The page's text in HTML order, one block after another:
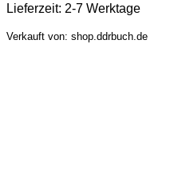
Lieferzeit: 2-7 Werktage
Verkauft von: shop.ddrbuch.de